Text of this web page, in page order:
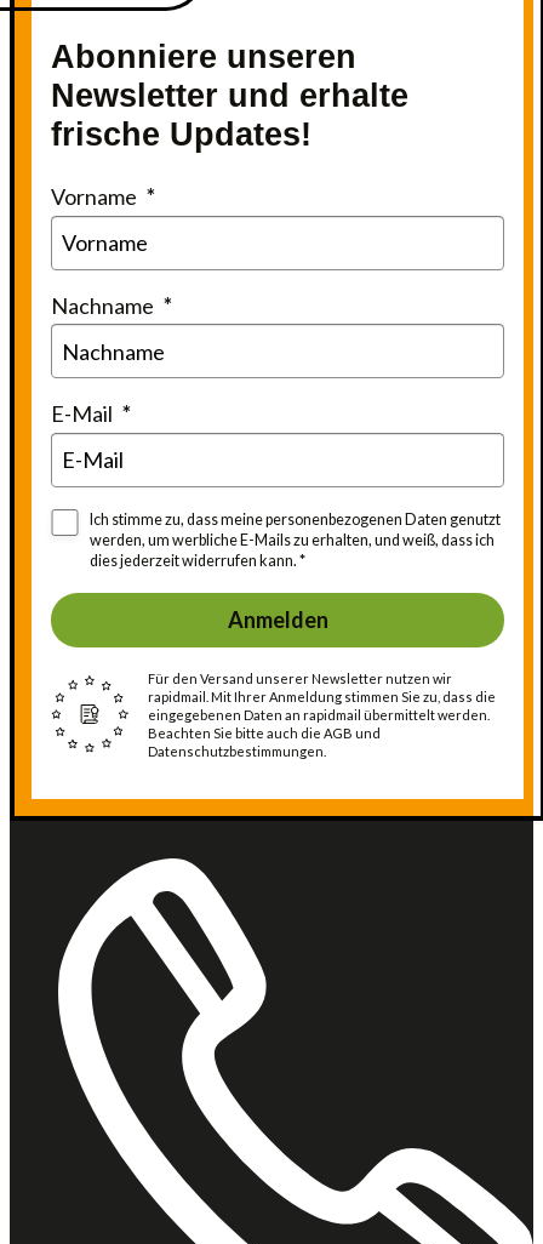
Abonniere unseren
Newsletter und erhalte
frische Updates!
Vorname
Nachname
E-Mail
Ich stimme zu, dass meine personenbezogenen Daten genutzt
werden, um werbliche E-Mails zu erhalten, und weiß, dass ich
dies jederzeit widerrufen kann.
Anmelden
Für den Versand unserer Newsletter nutzen wir
rapidmail. Mit Ihrer Anmeldung stimmen Sie zu, dass die
eingegebenen Daten an rapidmail übermittelt werden.
Beachten Sie bitte auch die AGB und
Datenschutzbestimmungen.